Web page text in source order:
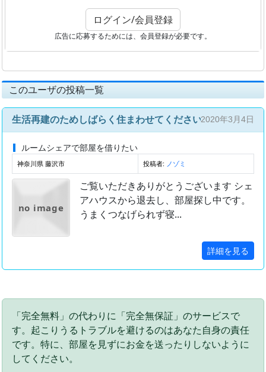
ログイン/会員登録
広告に応募するためには、会員登録が必要です。
このユーザの投稿一覧
生活再建のためしばらく住まわせてください2020年3月4日
ルームシェアで部屋を借りたい
神奈川県 藤沢市 投稿者: ノゾミ
no image
ご覧いただきありがとうございます シェ
アハウスから退去し、部屋探し中です。
うまくつなげられず寝...
詳細を見る
「完全無料」の代わりに「完全無保証」のサービスで
す。起こりうるトラブルを避けるのはあなた自身の責任
です。特に、部屋を見ずにお金を送ったりしないように
してください。